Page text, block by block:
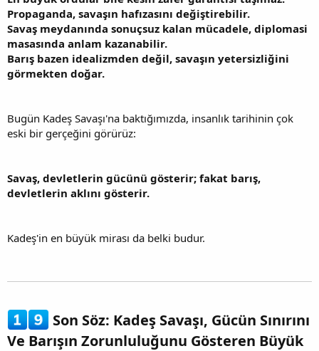
Propaganda, savaşın hafızasını değiştirebilir.
Savaş meydanında sonuçsuz kalan mücadele, diplomasi
masasında anlam kazanabilir.
Barış bazen idealizmden değil, savaşın yetersizliğini
görmekten doğar.
Bugün Kadeş Savaşı'na baktığımızda, insanlık tarihinin çok
eski bir gerçeğini görürüz:
Savaş, devletlerin gücünü gösterir; fakat barış,
devletlerin aklını gösterir.
Kadeş'in en büyük mirası da belki budur.
Son Söz: Kadeş Savaşı, Gücün Sınırını
Ve Barışın Zorunluluğunu Gösteren Büyük